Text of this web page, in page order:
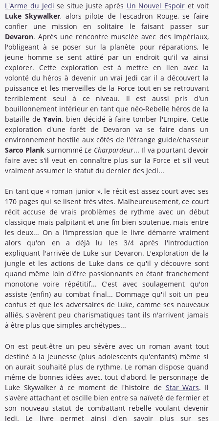
L'Arme du Jedi se situe juste après Un Nouvel Espoir et voit
Luke Skywalker, alors pilote de l'escadron Rouge, se faire
confier une mission en solitaire le faisant passer sur
Devaron. Après une rencontre musclée avec des Impériaux,
l'obligeant à se poser sur la planète pour réparations, le
jeune homme se sent attiré par un endroit qu'il va ainsi
explorer. Cette exploration est à mettre en lien avec la
volonté du héros à devenir un vrai Jedi car il a découvert la
puissance et les merveilles de la Force tout en se retrouvant
terriblement seul à ce niveau. Il est aussi pris d'un
bouillonnement intérieur en tant que néo-Rebelle héros de la
bataille deYavin, bien décidé à faire tomber l'Empire. Cette
exploration d'une forêt de Devaron va se faire dans un
environnement hostile aux côtés de l'étrange guide/chasseur
Sarco Plank surnommé Le Charpardeur... Il va pourtant devoir
faire avec s'il veut en connaître plus sur la Force et s'il veut
vraiment assumer le statut du dernier des Jedi...
En tant que « roman junior », le récit est assez court avec ses
170 pages qui se lisent très vites. Malheureusement, ce court
récit accuse de vrais problèmes de rythme avec un début
classique mais palpitant et une fin bien soutenue, mais entre
les deux... On a l'impression que le livre démarre vraiment
alors qu'on en a déjà lu les 3/4 après l'introduction
expliquant l'arrivée de Luke sur Devaron. L'exploration de la
jungle et les actions de Luke dans ce qu'il y découvre sont
quand même loin d'être passionnants en étant franchement
monotone voire répétitif... C'est avec soulagement qu'on
assiste (enfin) au combat final... Dommage qu'il soit un peu
confus et que les adversaires de Luke, comme ses nouveaux
alliés, s'avèrent peu charismatiques tant ils n'arrivent jamais
à être plus que simples archétypes...
On est peut-être un peu sévère avec un roman avant tout
destiné à la jeunesse (plus adolescents qu'enfants) même si
on aurait souhaité plus de rythme. Le roman dispose quand
même de bonnes idées avec, tout d'abord, le personnage de
Luke Skywalker à ce moment de l'histoire de Star Wars. Il
s'avère attachant et oscille bien entre sa naïveté de fermier et
son nouveau statut de combattant rebelle voulant devenir
Jedi. Le livre permet ainsi d'en savoir plus sur ses